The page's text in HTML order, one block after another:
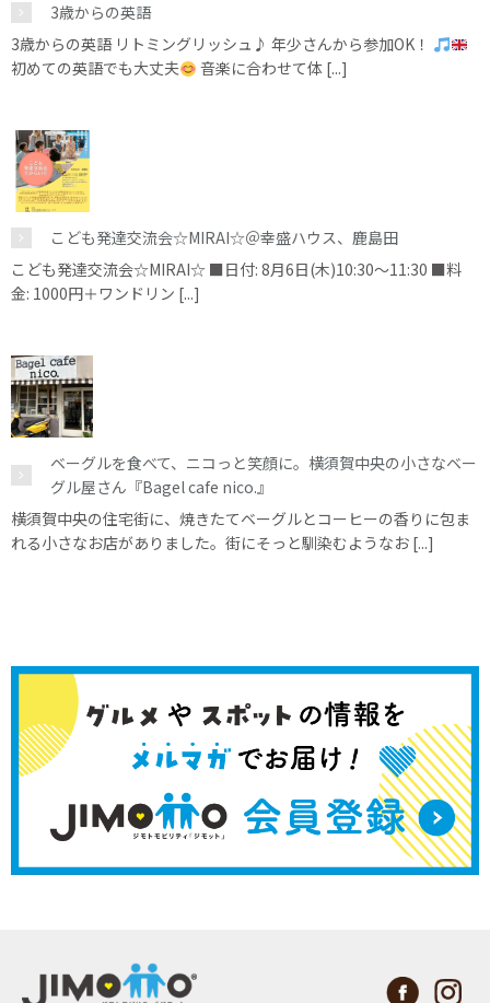
3歳からの英語
3歳からの英語 リトミングリッシュ♪ 年少さんから参加OK！
初めての英語でも大丈夫
音楽に合わせて体 [...]
こども発達交流会☆MIRAI☆＠幸盛ハウス、鹿島田
こども発達交流会☆MIRAI☆ ■日付: 8月6日(木)10:30～11:30 ■料
金: 1000円＋ワンドリン [...]
ベーグルを食べて、ニコっと笑顔に。横須賀中央の小さなベー
グル屋さん『Bagel cafe nico.』
横須賀中央の住宅街に、焼きたてベーグルとコーヒーの香りに包ま
れる小さなお店がありました。街にそっと馴染むようなお [...]